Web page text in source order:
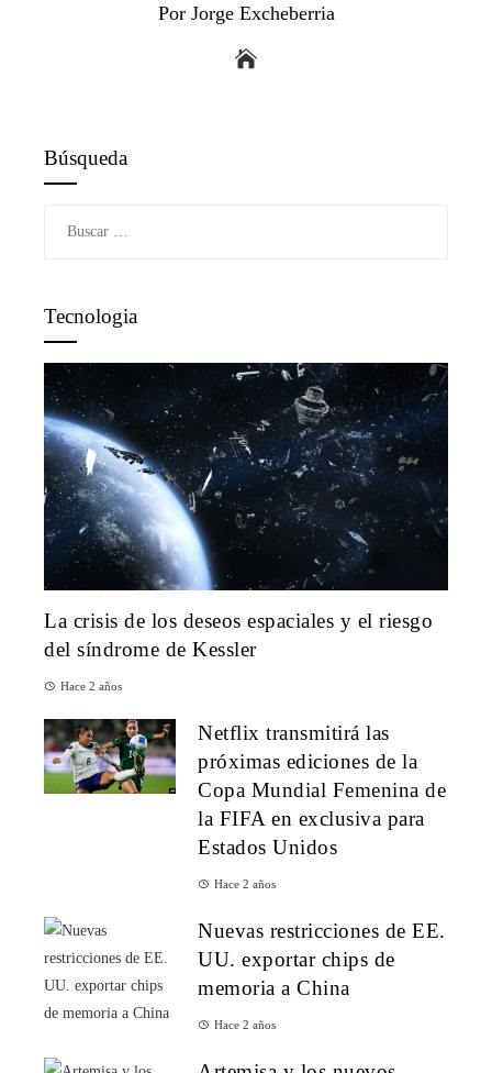
Por Jorge Excheberria
Búsqueda
Tecnologia
La crisis de los deseos espaciales y el riesgo
del síndrome de Kessler
Hace 2 años
Netflix transmitirá las
próximas ediciones de la
Copa Mundial Femenina de
la FIFA en exclusiva para
Estados Unidos
Hace 2 años
Nuevas restricciones de EE.
UU. exportar chips de
memoria a China
Hace 2 años